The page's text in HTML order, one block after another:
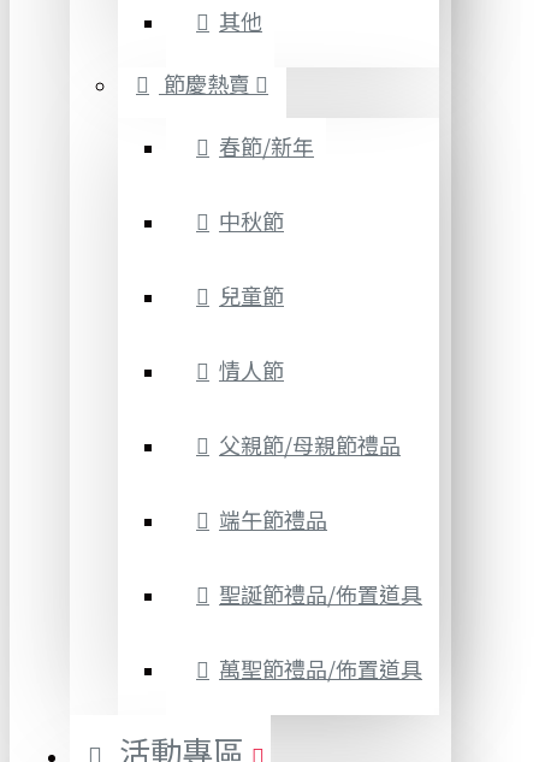
其他
節慶熱賣
春節/新年
中秋節
兒童節
情人節
父親節/母親節禮品
端午節禮品
聖誕節禮品/佈置道具
萬聖節禮品/佈置道具
活動專區